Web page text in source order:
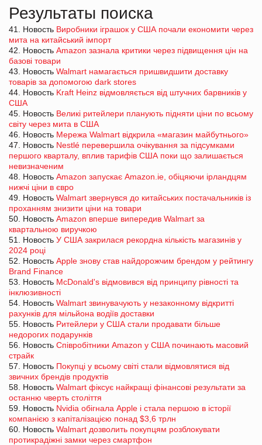
Результаты поиска
41. Новость Виробники іграшок у США почали економити через
мита на китайський імпорт
42. Новость Amazon зазнала критики через підвищення цін на
базові товари
43. Новость Walmart намагається пришвидшити доставку
товарів за допомогою dark stores
44. Новость Kraft Heinz відмовляється від штучних барвників у
США
45. Новость Великі ритейлери планують підняти ціни по всьому
світу через мита в США
46. Новость Мережа Walmart відкрила «магазин майбутнього»
47. Новость Nestlé перевершила очікування за підсумками
першого кварталу, вплив тарифів США поки що залишається
невизначеним
48. Новость Amazon запускає Amazon.ie, обіцяючи ірландцям
нижчі ціни в євро
49. Новость Walmart звернувся до китайських постачальників із
проханням знизити ціни на товари
50. Новость Amazon вперше випередив Walmart за
квартальною виручкою
51. Новость У США закрилася рекордна кількість магазинів у
2024 році
52. Новость Apple знову став найдорожчим брендом у рейтингу
Brand Finance
53. Новость McDonald's відмовився від принципу рівності та
інклюзивності
54. Новость Walmart звинувачують у незаконному відкритті
рахунків для мільйона водіїв доставки
55. Новость Ритейлери у США стали продавати більше
недорогих подарунків
56. Новость Співробітники Amazon у США починають масовий
страйк
57. Новость Покупці у всьому світі стали відмовлятися від
звичних брендів продуктів
58. Новость Walmart фіксує найкращі фінансові результати за
останню чверть століття
59. Новость Nvidia обігнала Apple і стала першою в історії
компанією з капіталізацією понад $3,6 трлн
60. Новость Walmart дозволить покупцям розблокувати
протикрадіжні замки через смартфон